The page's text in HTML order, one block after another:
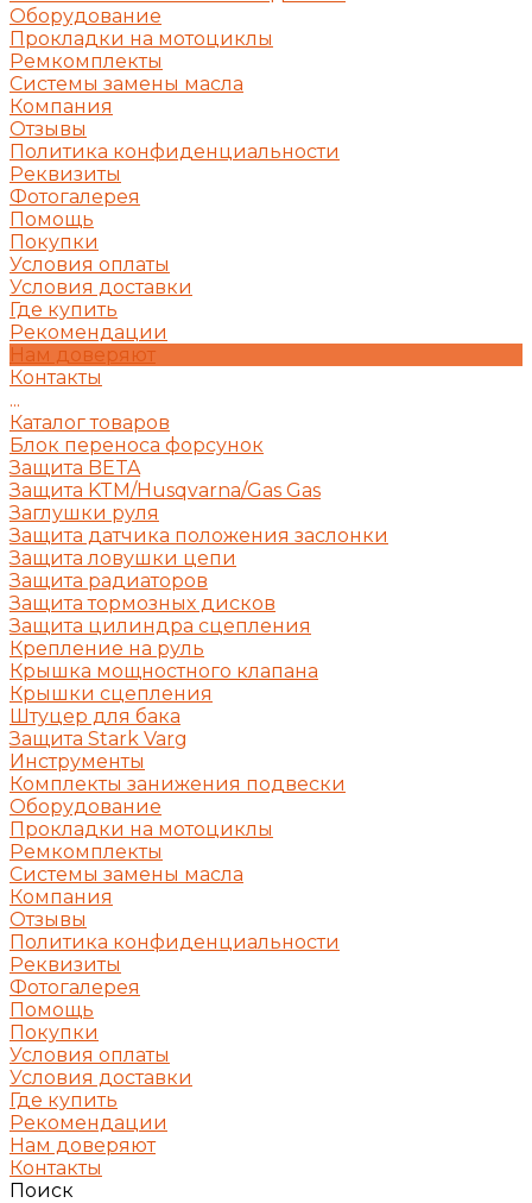
Оборудование
Прокладки на мотоциклы
Ремкомплекты
Системы замены масла
Компания
Отзывы
Политика конфиденциальности
Реквизиты
Фотогалерея
Помощь
Покупки
Условия оплаты
Условия доставки
Где купить
Рекомендации
Нам доверяют
Контакты
...
Каталог товаров
Блок переноса форсунок
Защита BETA
Защита KTM/Husqvarna/Gas Gas
Заглушки руля
Защита датчика положения заслонки
Защита ловушки цепи
Защита радиаторов
Защита тормозных дисков
Защита цилиндра сцепления
Крепление на руль
Крышка мощностного клапана
Крышки сцепления
Штуцер для бака
Защита Stark Varg
Инструменты
Комплекты занижения подвески
Оборудование
Прокладки на мотоциклы
Ремкомплекты
Системы замены масла
Компания
Отзывы
Политика конфиденциальности
Реквизиты
Фотогалерея
Помощь
Покупки
Условия оплаты
Условия доставки
Где купить
Рекомендации
Нам доверяют
Контакты
Поиск